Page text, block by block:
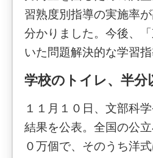
習熟度別指導の実施率
分かりました。今後、
いた問題解決的な学習
学校のトイレ、半分
１１月１０日、文部科
結果を公表。全国の公
０万個で、そのうち洋